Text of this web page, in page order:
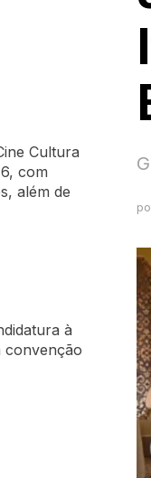
Cultura
com
além de
à
convenção